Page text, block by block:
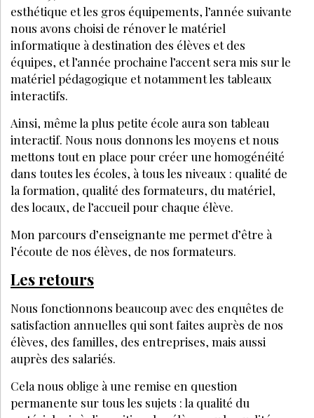
ANNONCER S’ABONNER
© LES NOUVELLES ESTHÉTIQUES
MENTIONS LÉGALES
POLITIQUE DE CONFIDENTIALITÉ